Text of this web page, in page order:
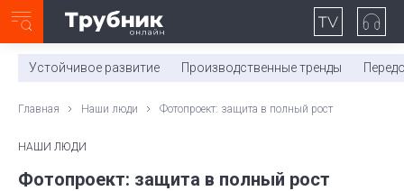
0:00/ 11:03
Устойчивое развитие Производственные тренды
Главная Наши люди Фотопроект: защита в полный рост
НАШИ ЛЮДИ
Фотопроект: защита в полный рост